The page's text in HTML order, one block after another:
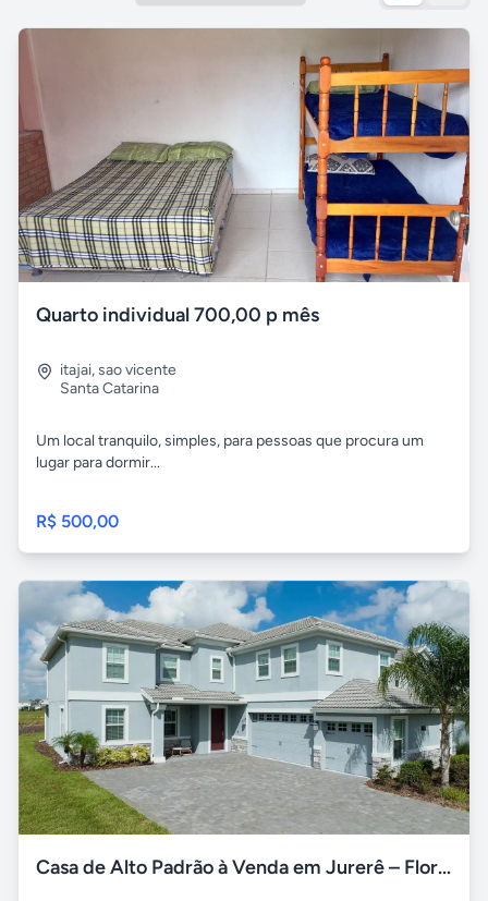
Quarto individual 700,00 p mês
itajai,sao vicente
Santa Catarina
Um local tranquilo, simples, para pessoas que procura um
lugar para dormir...
R$ 500,00
Casa de Alto Padrão à Venda em Jurerê – Florianópolis/SC